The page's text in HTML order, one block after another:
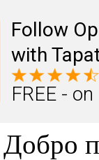
Follow
with
FREE -
Добро